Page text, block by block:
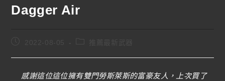
Dagger Air
感謝這位這位擁有雙門勞斯萊斯的富豪友人，上次買了